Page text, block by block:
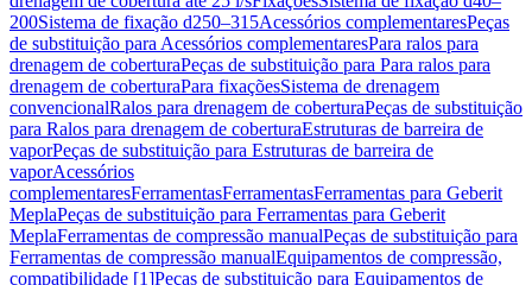
200Sistema de fixação d250–315Acessórios complementaresPeças
de substituição para Acessórios complementaresPara ralos para
drenagem de coberturaPeças de substituição para Para ralos para
drenagem de coberturaPara fixaçõesSistema de drenagem
convencionalRalos para drenagem de coberturaPeças de substituição
para Ralos para drenagem de coberturaEstruturas de barreira de
vaporPeças de substituição para Estruturas de barreira de
vaporAcessórios
complementaresFerramentasFerramentasFerramentas para Geberit
MeplaPeças de substituição para Ferramentas para Geberit
MeplaFerramentas de compressão manualPeças de substituição para
Ferramentas de compressão manualEquipamentos de compressão,
compatibilidade [1]Peças de substituição para Equipamentos de